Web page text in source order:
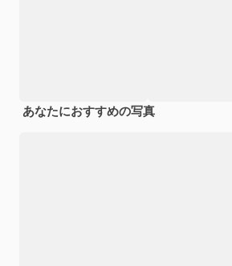
あなたにおすすめの写真